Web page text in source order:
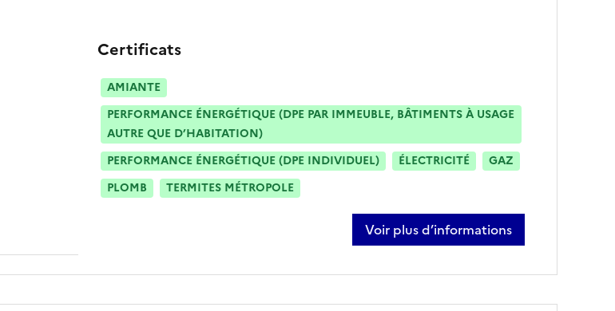
Certificats
AMIANTE
PERFORMANCE ÉNERGÉTIQUE (DPE PAR IMMEUBLE, BÂTIMENTS À USAGE
AUTRE QUE D’HABITATION)
PERFORMANCE ÉNERGÉTIQUE (DPE INDIVIDUEL)
ÉLECTRICITÉ
GAZ
PLOMB
TERMITES MÉTROPOLE
Voir plus d’informations
sur olivier pouzet